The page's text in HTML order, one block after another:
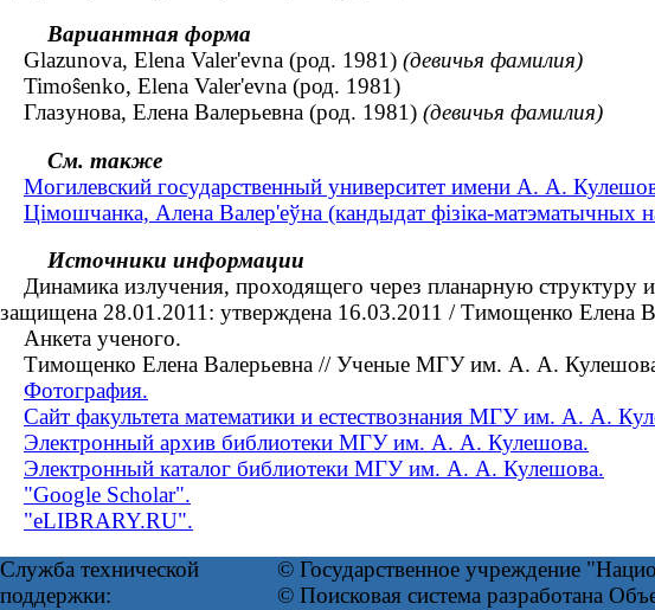
Вариантная форма
Glazunova, Elena Valer'evna (род. 1981) (девичья фамилия)
Timoŝenko, Elena Valer'evna (род. 1981)
Глазунова, Елена Валерьевна (род. 1981) (девичья фамилия)
См. также
Могилевский государственный университет имени А. А.
Цімошчанка, Алена Валер'еўна (кандыдат фізіка-матэматычных
Источники информации
Динамика излучения, проходящего через планарную структуру
защищена 28.01.2011: утверждена 16.03.2011 / Тимощенко Елена
Анкета ученого.
Тимощенко Елена Валерьевна // Ученые МГУ им. А. А.
Фотография.
Сайт факультета математики и естествознания МГУ им. А. А.
Электронный архив библиотеки МГУ им. А. А. Кулешова.
Электронный каталог библиотеки МГУ им. А. А. Кулешова.
"Google Scholar".
"eLIBRARY.RU".
Служба технической
поддержки:
© Государственное учреждение
© Поисковая система разработана